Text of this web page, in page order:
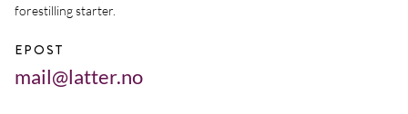
forestilling starter.
EPOST
mail@latter.no